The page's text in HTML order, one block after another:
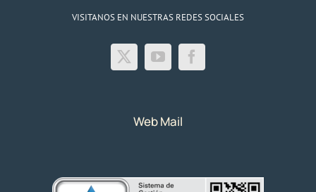
VISITANOS EN NUESTRAS REDES SOCIALES
Web Mail